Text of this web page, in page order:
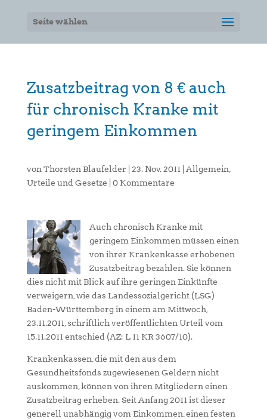
Seite wählen
Zusatzbeitrag von 8 € auch
für chronisch Kranke mit
geringem Einkommen
von Thorsten Blaufelder 23. Nov. 2011 Allgemein
Urteile und Gesetze
0 Kommentare
Auch chronisch Kranke mit
geringem Einkommen müssen einen
von ihrer Krankenkasse erhobenen
Zusatzbeitrag bezahlen. Sie können
dies nicht mit Blick auf ihre geringen Einkünfte
verweigern, wie das Landessozialgericht (LSG)
Baden-Württemberg in einem am Mittwoch,
23.11.2011, schriftlich veröffentlichten Urteil vom
15.11.2011 entschied (AZ: L 11 KR 3607/10).
Krankenkassen, die mit den aus dem
Gesundheitsfonds zugewiesenen Geldern nicht
auskommen, können von ihren Mitgliedern einen
Zusatzbeitrag erheben. Seit Anfang 2011 ist dieser
generell unabhängig vom Einkommen, einen festen